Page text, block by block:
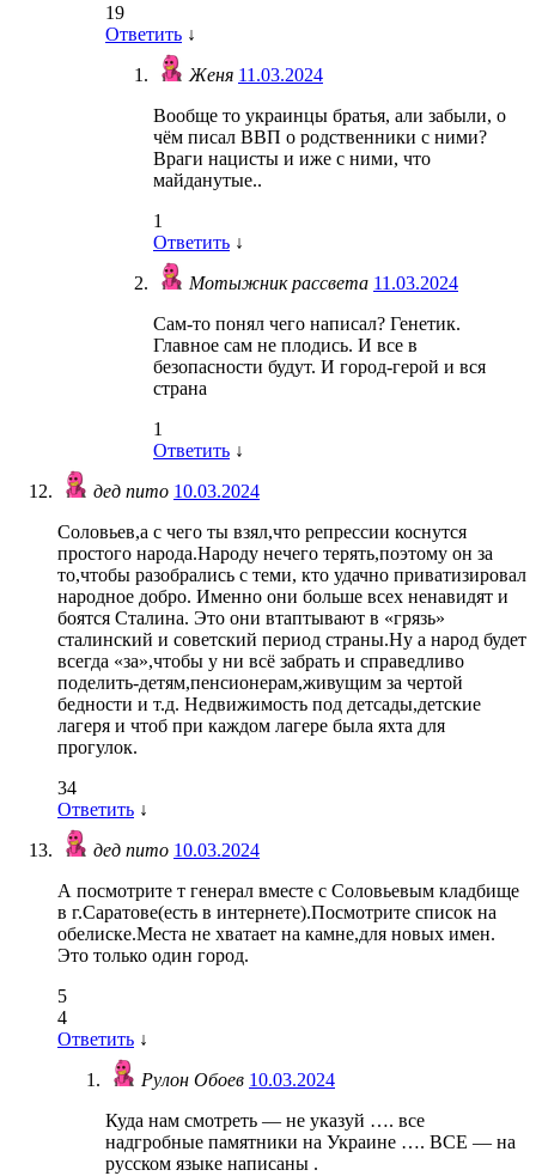
19
Ответить ↓
Женя 11.03.2024
Вообще то украинцы братья, али забыли, о
чём писал ВВП о родственники с ними?
Враги нацисты и иже с ними, что
майданутые..
1
Ответить ↓
Мотыжник рассвета 11.03.2024
Сам-то понял чего написал? Генетик.
Главное сам не плодись. И все в
безопасности будут. И город-герой и вся
страна
1
Ответить ↓
дед пито 10.03.2024
Соловьев,а с чего ты взял,что репрессии коснутся
простого народа.Народу нечего терять,поэтому он за
то,чтобы разобрались с теми, кто удачно приватизировал
народное добро. Именно они больше всех ненавидят и
боятся Сталина. Это они втаптывают в «грязь»
сталинский и советский период страны.Ну а народ будет
всегда «за»,чтобы у ни всё забрать и справедливо
поделить-детям,пенсионерам,живущим за чертой
бедности и т.д. Недвижимость под детсады,детские
лагеря и чтоб при каждом лагере была яхта для
прогулок.
34
Ответить ↓
дед пито 10.03.2024
А посмотрите т генерал вместе с Соловьевым кладбище
в г.Саратове(есть в интернете).Посмотрите список на
обелиске.Места не хватает на камне,для новых имен.
Это только один город.
5
4
Ответить ↓
Рулон Обоев 10.03.2024
Куда нам смотреть — не указуй …. все
надгробные памятники на Украине …. ВСЕ — на
русском языке написаны .